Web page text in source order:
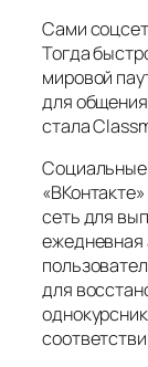
Сами
Тогда
мировой
для
стала
Социальные
сеть для
ежедневная
для